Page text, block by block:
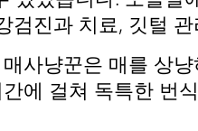
진과 치료, 깃털
사냥꾼은 매를 상
에 걸쳐 독특한 번